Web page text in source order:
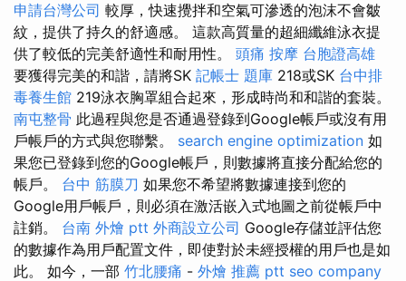
申請台灣公司 較厚，快速攪拌和空氣可滲透的泡沫不會皺
紋，提供了持久的舒適感。 這款高質量的超細纖維泳衣提
供了較低的完美舒適性和耐用性。 頭痛 按摩 台胞證高雄
要獲得完美的和諧，請將SK 記帳士 題庫 218或SK 台中排
毒養生館 219泳衣胸罩組合起來，形成時尚和和諧的套裝。
南屯整骨 此過程與您是否通過登錄到Google帳戶或沒有用
戶帳戶的方式與您聯繫。 search engine optimization 如
果您已登錄到您的Google帳戶，則數據將直接分配給您的
帳戶。 台中 筋膜刀 如果您不希望將數據連接到您的
Google用戶帳戶，則必須在激活嵌入式地圖之前從帳戶中
註銷。 台南 外燴 ptt 外商設立公司 Google存儲並評估您
的數據作為用戶配置文件，即使對於未經授權的用戶也是如
此。 如今，一部 竹北腰痛 - 外燴 推薦 ptt seo company